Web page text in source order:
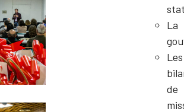
La
Les
de